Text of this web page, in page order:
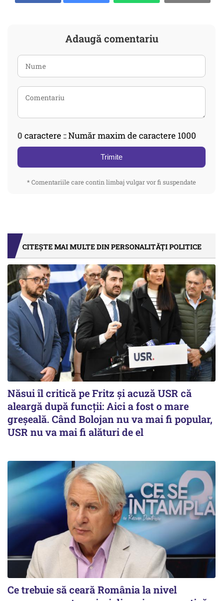
Adaugă comentariu
0 caractere :: Număr maxim de caractere 1000
Trimite
* Comentariile care contin limbaj vulgar vor fi suspendate
CITEȘTE MAI MULTE DIN PERSONALITĂȚI POLITICE
Năsui îl critică pe Fritz și acuză USR că
aleargă după funcții: Aici a fost o mare
greșeală. Când Bolojan nu va mai fi popular,
USR nu va mai fi alături de el
Ce trebuie să ceară România la nivel